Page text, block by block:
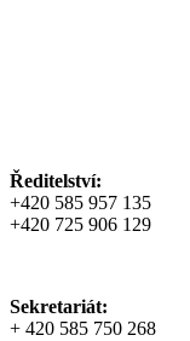
Ředitelství:
+420 585 957 135
+420 725 906 129
Sekretariát:
+ 420 585 750 268